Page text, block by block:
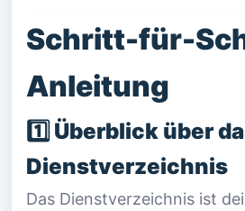
Schritt-für-
Anleitung
1️⃣ Überblick über
Dienstverzeichnis
Das Dienstverzeichnis ist